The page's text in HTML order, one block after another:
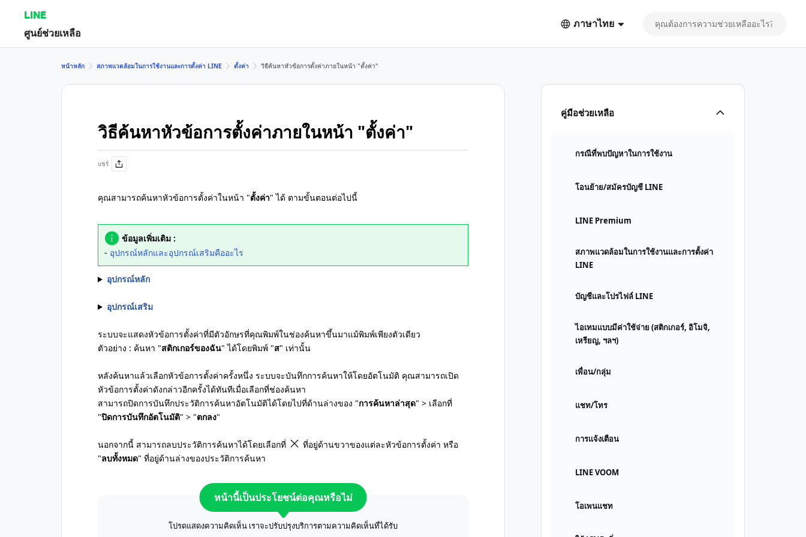
LINE
ศูนย์ช่วยเหลือ
ภาษาไทย
คู่มือช่วยเหลือ
กรณีที่พบปัญหาในการใช้งาน
โอนย้าย/สมัครบัญชี LINE
LINE Premium
สภาพแวดล้อมในการใช้งานและการตั้งค่า
LINE
บัญชีและโปรไฟล์ LINE
ไอเทมแบบมีค่าใช้จ่าย (สติกเกอร์, อิโมจิ,
เหรียญ, ฯลฯ)
เพื่อน/กลุ่ม
แชท/โทร
การแจ้งเตือน
LINE VOOM
โอเพนแชท
หน้าหลัก สภาพแวดล้อมในการใช้งานและการตั้งค่า LINE ตั้งค่า วิธีค้นหาหัวข้อการตั้งค่าภายในหน้า "ตั้งค่า"
วิธีค้นหาหัวข้อการตั้งค่าภายในหน้า "ตั้งค่า"
แชร์
คุณสามารถค้นหาหัวข้อการตั้งค่าในหน้า "ตั้งค่า" ได้ ตามขั้นตอนต่อไปนี้
ข้อมูลเพิ่มเติม :
- อุปกรณ์หลักและอุปกรณ์เสริมคืออะไร
อุปกรณ์หลัก
อุปกรณ์เสริม
ระบบจะแสดงหัวข้อการตั้งค่าที่มีตัวอักษรที่คุณพิมพ์ในช่องค้นหาขึ้นมาแม้พิมพ์เพียงตัวเดียว
ตัวอย่าง : ค้นหา "สติกเกอร์ของฉัน" ได้โดยพิมพ์ "ส" เท่านั้น
หลังค้นหาแล้วเลือกหัวข้อการตั้งค่าครั้งหนึ่ง ระบบจะบันทึกการค้นหาให้โดยอัตโนมัติ คุณสามารถเปิด
หัวข้อการตั้งค่าดังกล่าวอีกครั้งได้ทันทีเมื่อเลือกที่ช่องค้นหา
สามารถปิดการบันทึกประวัติการค้นหาอัตโนมัติได้โดยไปที่ด้านล่างของ "การค้นหาล่าสุด" > เลือกที่
"ปิดการบันทึกอัตโนมัติ" > "ตกลง"
นอกจากนี้ สามารถลบประวัติการค้นหาได้โดยเลือกที่
ที่อยู่ด้านขวาของแต่ละหัวข้อการตั้งค่า หรือ
"ลบทั้งหมด" ที่อยู่ด้านล่างของประวัติการค้นหา
หน้านี้เป็นประโยชน์ต่อคุณหรือไม่
โปรดแสดงความคิดเห็น เราจะปรับปรุงบริการตามความคิดเห็นที่ได้รับ